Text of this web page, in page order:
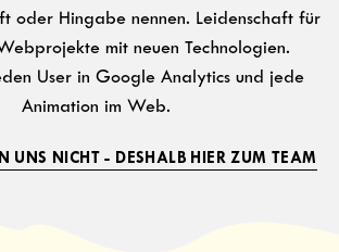
oder Hingabe nennen. Leidenschaft für
mit neuen Technologien.
User in Google Analytics und jede
Animation im Web.
UNS NICHT - DESHALB HIER ZUM TEAM